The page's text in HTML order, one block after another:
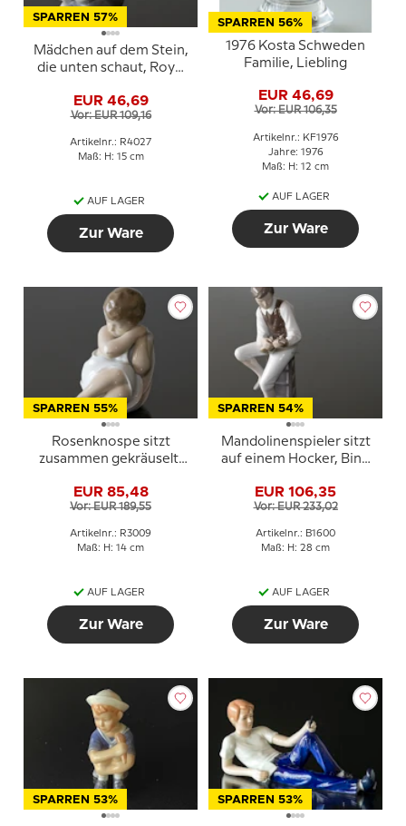
SPARREN 57%
Mädchen auf dem Stein,
die unten schaut, Royal
4027
EUR 46,69
Vor: EUR 109,16
Artikelnr.: R4027
Maß: H: 15 cm
AUF LAGER
Zur Ware
SPARREN 56%
1976 Kosta Schweden
Familie, Liebling
EUR 46,69
Vor: EUR 106,35
Artikelnr.: KF1976
Jahre: 1976
Maß: H: 12 cm
AUF LAGER
Zur Ware
SPARREN 55%
Rosenknospe sitzt
zusammen gekräuselt,
Figur Nr. 3009
EUR 85,48
Vor: EUR 189,55
Artikelnr.: R3009
Maß: H: 14 cm
AUF LAGER
Zur Ware
SPARREN 54%
Mandolinenspieler sitzt
auf einem Hocker, Bing
Figur Nr. 1600
EUR 106,35
Vor: EUR 233,02
Artikelnr.: B1600
Maß: H: 28 cm
AUF LAGER
Zur Ware
SPARREN 53% SPARREN 53%